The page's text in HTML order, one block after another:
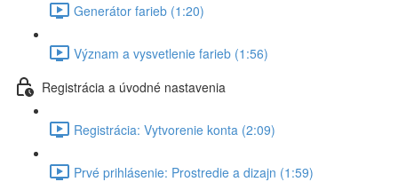
Generátor farieb (1:20)
Význam a vysvetlenie farieb (1:56)
Registrácia a úvodné nastavenia
Registrácia: Vytvorenie konta (2:09)
Prvé prihlásenie: Prostredie a dizajn (1:59)